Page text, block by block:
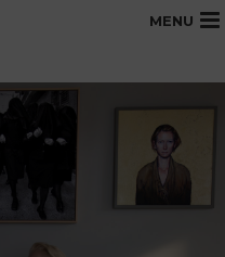
MENU